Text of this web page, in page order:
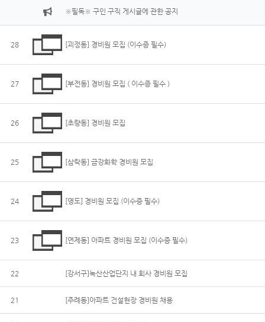
※필독※ 구인 구직 게시글에 관한 공지
28 [괴정동] 경비원 모집 (이수증 필수)
27 [부전동] 경비원 모집 ( 이수증 필수 )
26 [초량동] 경비원 모집
25 [삼락동] 금강화학 경비원 모집
24 [영도] 경비원 모집 (이수증 필수)
23 [연제동] 아파트 경비원 모집 (이수증 필수)
22 [강서구]녹산산업단지 내 회사 경비원 모집
21 [주례동]아파트 건설현장 경비원 채용